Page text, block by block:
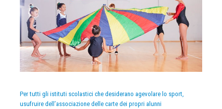
Per tutti gli istituti scolastici che desiderano agevolare lo sport,
usufruire dell’associazione delle carte dei propri alunni